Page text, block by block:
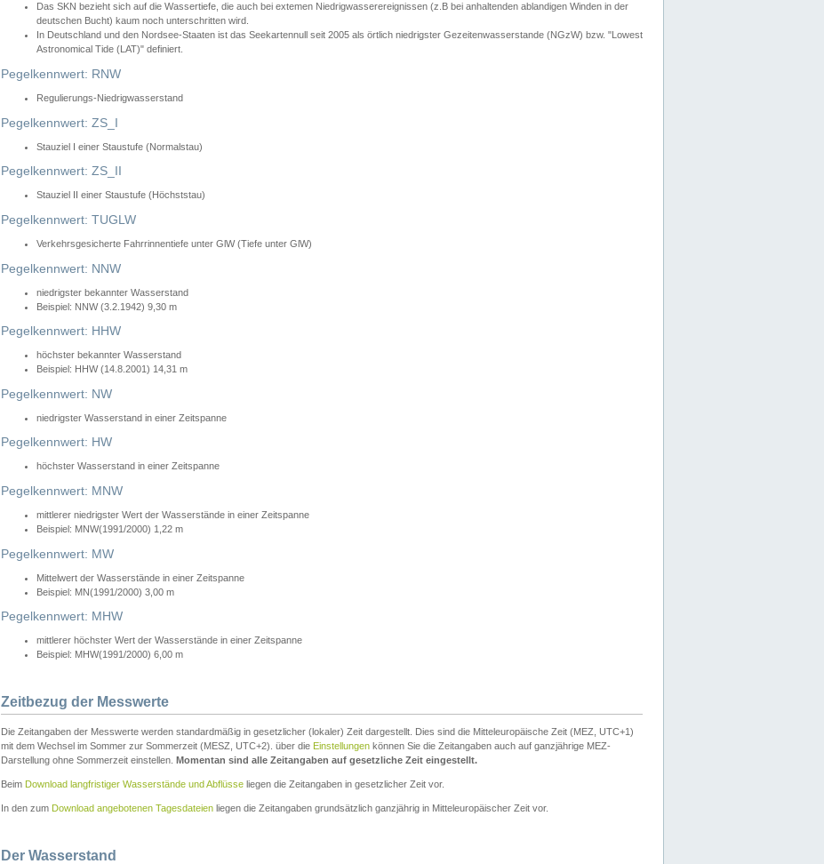
Das SKN bezieht sich auf die Wassertiefe, die auch bei extemen Niedrigwasserereignissen (z.B bei anhaltenden ablandigen Winden in der
deutschen Bucht) kaum noch unterschritten wird.
In Deutschland und den Nordsee-Staaten ist das Seekartennull seit 2005 als örtlich niedrigster Gezeitenwasserstande (NGzW) bzw. "Lowest
Astronomical Tide (LAT)" definiert.
Pegelkennwert: RNW
Regulierungs-Niedrigwasserstand
Pegelkennwert: ZS_I
Stauziel I einer Staustufe (Normalstau)
Pegelkennwert: ZS_II
Stauziel II einer Staustufe (Höchststau)
Pegelkennwert: TUGLW
Verkehrsgesicherte Fahrrinnentiefe unter GlW (Tiefe unter GlW)
Pegelkennwert: NNW
niedrigster bekannter Wasserstand
Beispiel: NNW (3.2.1942) 9,30 m
Pegelkennwert: HHW
höchster bekannter Wasserstand
Beispiel: HHW (14.8.2001) 14,31 m
Pegelkennwert: NW
niedrigster Wasserstand in einer Zeitspanne
Pegelkennwert: HW
höchster Wasserstand in einer Zeitspanne
Pegelkennwert: MNW
mittlerer niedrigster Wert der Wasserstände in einer Zeitspanne
Beispiel: MNW(1991/2000) 1,22 m
Pegelkennwert: MW
Mittelwert der Wasserstände in einer Zeitspanne
Beispiel: MN(1991/2000) 3,00 m
Pegelkennwert: MHW
mittlerer höchster Wert der Wasserstände in einer Zeitspanne
Beispiel: MHW(1991/2000) 6,00 m
Zeitbezug der Messwerte
Die Zeitangaben der Messwerte werden standardmäßig in gesetzlicher (lokaler) Zeit dargestellt. Dies sind die Mitteleuropäische Zeit (MEZ, UTC+1)
mit dem Wechsel im Sommer zur Sommerzeit (MESZ, UTC+2). über die Einstellungen können Sie die Zeitangaben auch auf ganzjährige MEZ-
Darstellung ohne Sommerzeit einstellen. Momentan sind alle Zeitangaben auf gesetzliche Zeit eingestellt.
Beim Download langfristiger Wasserstände und Abflüsse liegen die Zeitangaben in gesetzlicher Zeit vor.
In den zum Download angebotenen Tagesdateien liegen die Zeitangaben grundsätzlich ganzjährig in Mitteleuropäischer Zeit vor.
Der Wasserstand